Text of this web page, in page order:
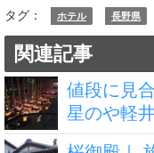
タグ： ホテル 長野県
関連記事
値段に見
星のや軽